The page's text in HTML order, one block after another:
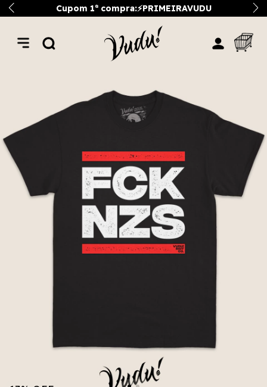
Cupom 1ª compra:⚡PRIMEIRAVUDU